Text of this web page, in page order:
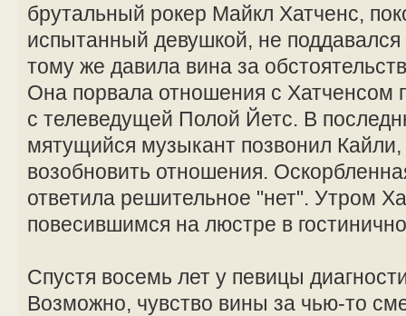
брутальный рокер Майкл Хатченс,
испытанный девушкой, не
тому же давила вина за
Она порвала отношения с Хатченсом
с телеведущей Полой Йетс. В
мятущийся музыкант позвонил Кайли,
возобновить отношения.
ответила решительное "нет". Утром
повесившимся на люстре в
Спустя восемь лет у певицы
Возможно, чувство вины за чью-то